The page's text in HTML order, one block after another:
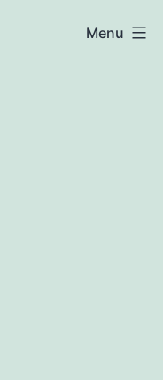
Menu